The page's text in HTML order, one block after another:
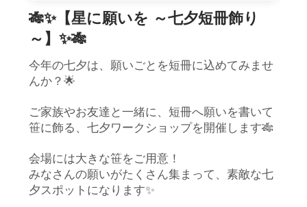
🎋✨【星に願いを ～七夕短冊飾り
～】✨🎋
今年の七夕は、願いごとを短冊に込めてみませ
んか？🌟
ご家族やお友達と一緒に、短冊へ願いを書いて
笹に飾る、七夕ワークショップを開催します🎋
会場には大きな笹をご用意！
みなさんの願いがたくさん集まって、素敵な七
夕スポットになります✨